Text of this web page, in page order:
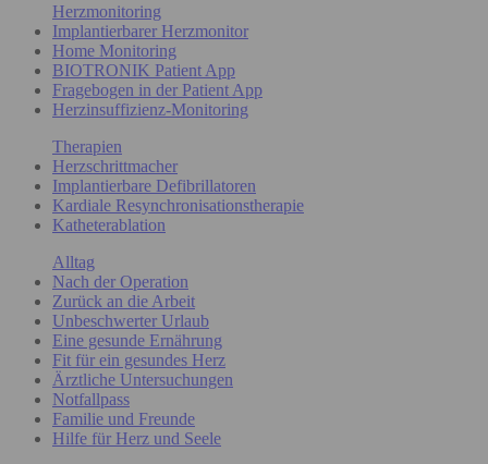
Herzmonitoring
Implantierbarer Herzmonitor
Home Monitoring
BIOTRONIK Patient App
Fragebogen in der Patient App
Herzinsuffizienz-Monitoring
Therapien
Herzschrittmacher
Implantierbare Defibrillatoren
Kardiale Resynchronisationstherapie
Katheterablation
Alltag
Nach der Operation
Zurück an die Arbeit
Unbeschwerter Urlaub
Eine gesunde Ernährung
Fit für ein gesundes Herz
Ärztliche Untersuchungen
Notfallpass
Familie und Freunde
Hilfe für Herz und Seele